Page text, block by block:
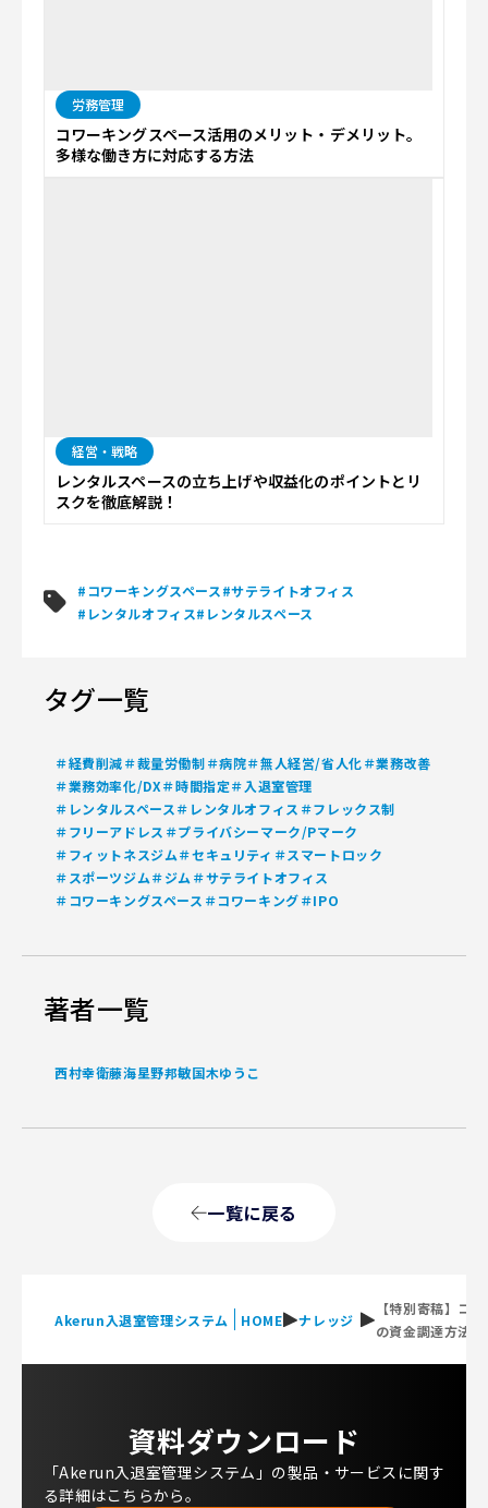
労務管理
コワーキングスペース活用のメリット・デメリット。
多様な働き方に対応する方法
経営・戦略
レンタルスペースの立ち上げや収益化のポイントとリ
スクを徹底解説！
#コワーキングスペース#サテライトオフィス
#レンタルオフィス#レンタルスペース
タグ一覧
＃経費削減＃裁量労働制＃病院＃無人経営/省人化＃業務改善
＃業務効率化/DX＃時間指定＃入退室管理
＃レンタルスペース＃レンタルオフィス ＃フレックス制
＃フリーアドレス ＃プライバシーマーク/Pマーク
＃フィットネスジム＃セキュリティ ＃スマートロック
＃スポーツジム＃ジム ＃サテライトオフィス
＃コワーキングスペース ＃コワーキング＃IPO
著者一覧
西村幸衛藤海星野邦敏国木ゆうこ
一覧に戻る
Akerun入退室管理システム HOME ナレッジ
【特別寄稿】コ
の資金調達方法
資料ダウンロード
「Akerun入退室管理システム」の製品・サービスに関す
る詳細はこちらから。